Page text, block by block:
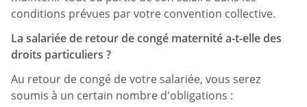
conditions prévues par votre convention collective.
La salariée de retour de congé maternité a-t-elle des
droits particuliers ?
Au retour de congé de votre salariée, vous serez
soumis à un certain nombre d'obligations :